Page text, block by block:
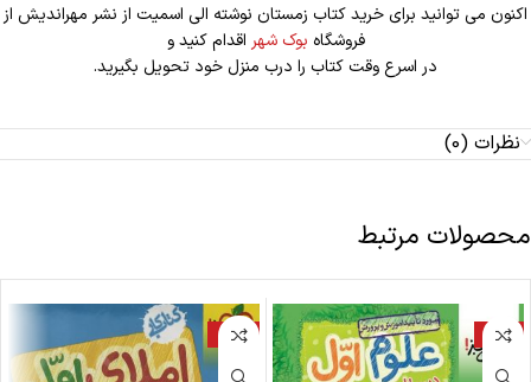
اکنون می توانید برای خرید کتاب زمستان نوشته الی اسمیت از نشر مهراندیش از
فروشگاه بوک شهر اقدام کنید و
در اسرع وقت کتاب را درب منزل خود تحویل بگیرید.
نظرات (0)
محصولات مرتبط
-19%
-20%